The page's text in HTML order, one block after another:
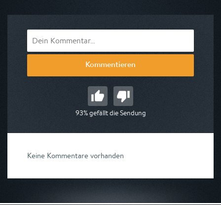
Kommentieren
93% gefällt die Sendung
Keine Kommentare vorhanden